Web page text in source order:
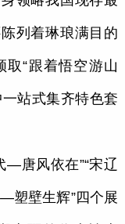
列着琳琅满目的
“跟着悟空游山
站式集齐特色套
—唐风依在”“宋辽
塑壁生辉”四个展